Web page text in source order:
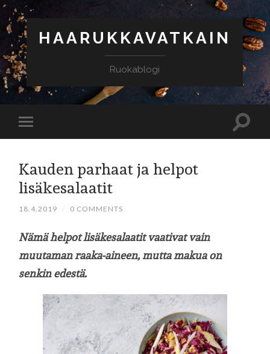
HAARUKKAVATKAIN
Ruokablogi
Kauden parhaat ja helpot
lisäkesalaatit
18.4.2019 / 0 COMMENTS
Nämä helpot lisäkesalaatit vaativat vain
muutaman raaka-aineen, mutta makua on
senkin edestä.